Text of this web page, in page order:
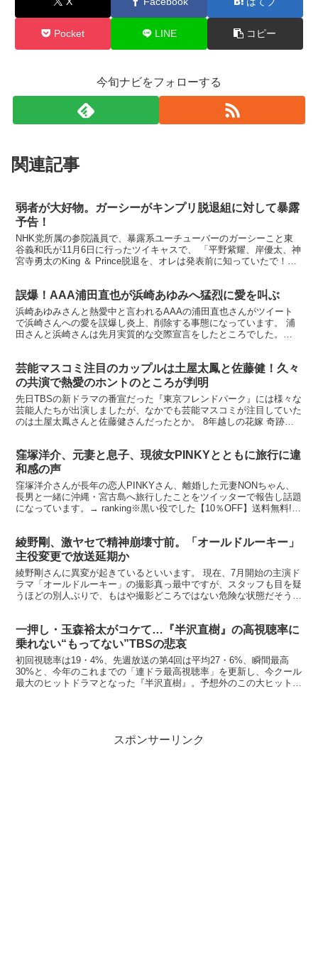
Pocket LINE コピー
今旬ナビをフォローする
関連記事
弱者が大好物。ガーシーがキンプリ脱退組に対して暴露
予告！
NHK党所属の参院議員で、暴露系ユーチューバーのガーシーこと東
谷義和氏が11月6日に行ったツイキャスで、 「平野紫耀、岸優太、神
宮寺勇太のKing ＆ Prince脱退を、オレは発表前に知っていたで！今
誤爆！AAA浦田直也が浜崎あゆみへ猛烈に愛を叫ぶ
浜崎あゆみさんと熱愛中と言われるAAAの浦田直也さんがツイート
で浜崎さんへの愛を誤爆し炎上、削除する事態になっています。 浦
田さんと浜崎さんは先月実質的な交際宣言をしたところでした。
芸能マスコミ注目のカップルは土屋太鳳と佐藤健！久々
の共演で熱愛のホントのところが判明
先日TBSの新ドラマの番宣だった『東京フレンドパーク』には様々な
芸能人たちが出演しましたが、なかでも芸能マスコミが注目していた
のは土屋太鳳さんと佐藤健さんだったとか。 8年越しの花嫁 奇跡の
窪塚洋介、元妻と息子、現彼女PINKYとともに旅行に違
和感の声
窪塚洋介さんが長年の恋人PINKYさん、離婚した元妻NONちゃん、
長男と一緒に沖縄・宮古島へ旅行したことをツイッターで報告し話題
になっています。→ ranking※黒い役でした【10％OFF】送料無料!!
綾野剛、激ヤセで精神崩壊寸前。「オールドルーキー」
主役変更で放送延期か
綾野剛さんに異変が起きているといいます。 現在、7月開始の主演ド
ラマ「オールドルーキー」の撮影真っ最中ですが、スタッフも目を疑
うほどの別人ぶりで、もはや撮影どころではない危険な状態だそう
一押し・玉森裕太がコケて…『半沢直樹』の高視聴率に
乗れない“もってない”TBSの悲哀
初回視聴率は19・4%、先週放送の第4回は平均27・6%、瞬間最高
30%と、今年のこれまでの「連ドラ最高視聴率」を更新し、今クール
最大のヒットドラマとなった『半沢直樹』。予想外のこの大ヒットに
スポンサーリンク